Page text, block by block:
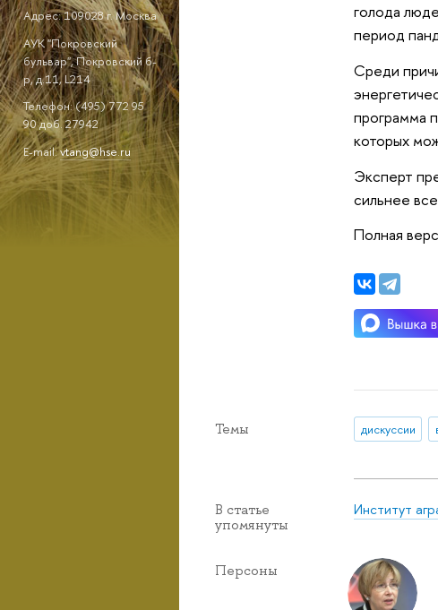
Адрес: 109028 г. Москва
АУК "Покровский
бульвар", Покровский б-
р, д.11, L214
Телефон: (495) 772 95
90 доб. 27942
E-mail:vtang@hse.ru
голода
период
Среди
программа
которых
Эксперт
сильнее
Полная
Темы дискуссии
В статье
упомянуты
Институт
Персоны